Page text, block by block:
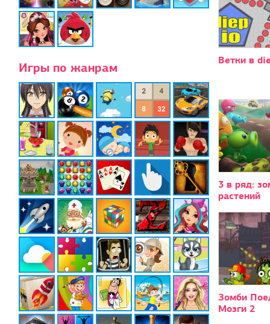
Игры по жанрам Ветки в
3 в ряд:
растений
Зомби
Мозги 2